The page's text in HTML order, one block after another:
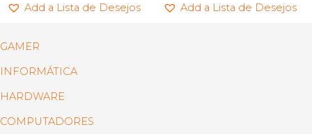
Add a Lista de Desejos Add a Lista de Desejos
GAMER
INFORMÁTICA
HARDWARE
COMPUTADORES